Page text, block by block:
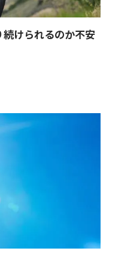
けられるのか不安